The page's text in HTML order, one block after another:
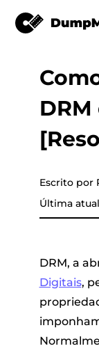
Music
YouTube
Vídeo
Ferramentas
Spotify
Música do
Música da
Sol para
Como
Escrito por
Última
DRM, a
Digitais,